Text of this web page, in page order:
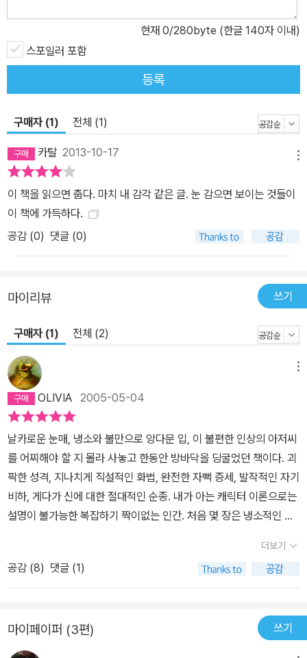
현재 0/280byte (한글 140자 이내)
스포일러 포함
등록
구매자 (1) 전체 (1)
카탈2013-10-17
이 책을 읽으면 춥다. 마치 내 감각 같은 글. 눈 감으면 보이는 것들이
이 책에 가득하다.
공감 (0) 댓글 (0)
마이리뷰 쓰기
구매자 (1) 전체 (2)
OLIVIA 2005-05-04
날카로운 눈매, 냉소와 불만으로 앙다문 입, 이 불편한 인상의 아저씨
를 어찌해야 할 지 몰라 사놓고 한동안 방바닥을 딩굴었던 책이다. 괴
팍한 성격, 지나치게 직설적인 화법, 완전한 자뻑 증세, 발작적인 자기
비하, 게다가 신에 대한 절대적인 순종. 내가 아는 캐릭터 이론으로는
설명이 불가능한 복잡하기 짝이없는 인간. 처음 몇 장은 냉소적인 어
어이없고 웃겨서 계속 읽게 되었다.그런데, 글을 팔아 먹고 산다는 공
통분모 탓일까, 어느 순간 이 아저씨의 신세한탄이 너무도 그럴싸하
게 가슴에 박히기 시작했다. 내가 팔아먹고 있는 게 진실일까, 나는 정
고있는 세계와 내가 살고있는 세계가 혼돈 속에서 날조되고 있는 느
낌, 거기에서 오는 우울하고 무기력한 기분, 실낱같은 존재감... 내용
더보기
공감 (8) 댓글 (1)
마이페이퍼 (3편) 쓰기